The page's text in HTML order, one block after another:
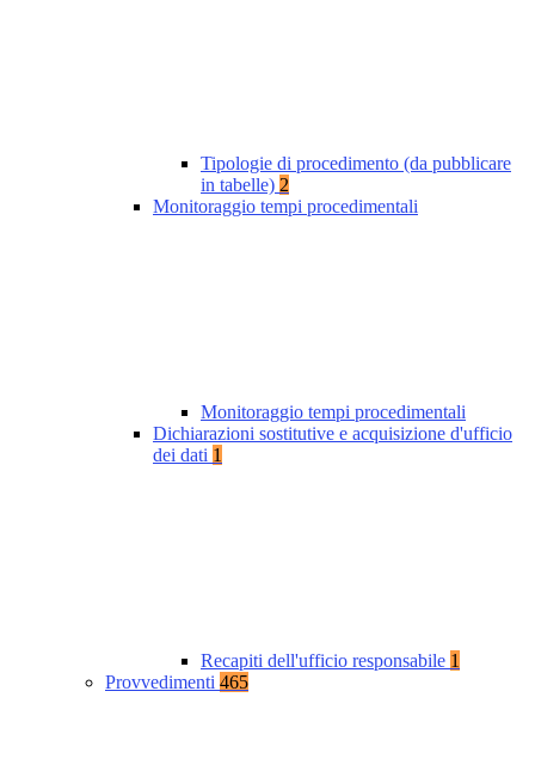
Tipologie di procedimento (da pubblicare
in tabelle) 2
Monitoraggio tempi procedimentali
Monitoraggio tempi procedimentali
Dichiarazioni sostitutive e acquisizione d'ufficio
dei dati 1
Recapiti dell'ufficio responsabile 1
Provvedimenti 465